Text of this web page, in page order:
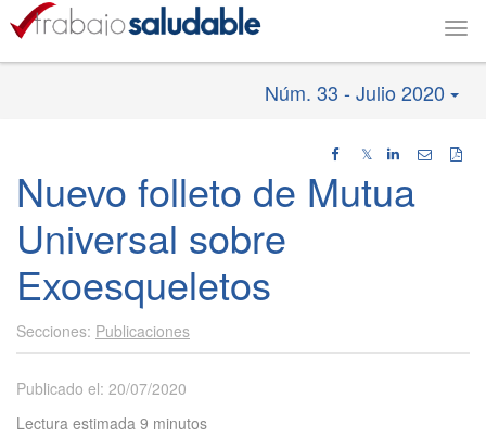
Núm. 33 - Julio 2020
𝕏
Nuevo folleto de Mutua
Universal sobre
Exoesqueletos
Publicaciones
Publicado el: 20/07/2020
Lectura estimada 9 minutos